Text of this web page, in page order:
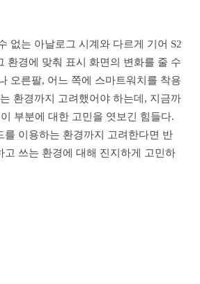
없는 아날로그 시계와 다르게 기어 S2
환경에 맞춰 표시 화면의 변화를 줄 수
오른팔, 어느 쪽에 스마트워치를 착용
환경까지 고려했어야 하는데, 지금까
부분에 대한 고민을 엿보긴 힘들다.
를 이용하는 환경까지 고려한다면 반
고 쓰는 환경에 대해 진지하게 고민하